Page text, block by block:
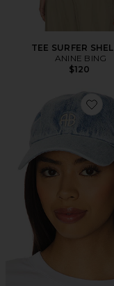
TEE SURFER
ANINE BING
$120